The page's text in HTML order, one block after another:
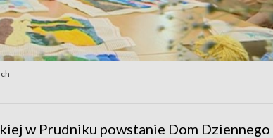
w Prudniku powstanie Dom Dziennego